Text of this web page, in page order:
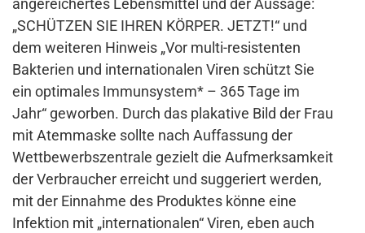
angereichertes Lebensmittel und der Aussage:
„SCHÜTZEN SIE IHREN KÖRPER. JETZT!“ und
dem weiteren Hinweis „Vor multi-resistenten
Bakterien und internationalen Viren schützt Sie
ein optimales Immunsystem* – 365 Tage im
Jahr“ geworben. Durch das plakative Bild der Frau
mit Atemmaske sollte nach Auffassung der
Wettbewerbszentrale gezielt die Aufmerksamkeit
der Verbraucher erreicht und suggeriert werden,
mit der Einnahme des Produktes könne eine
Infektion mit „internationalen“ Viren, eben auch